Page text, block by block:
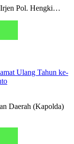
Irjen Pol. Hengki…
Ulang Tahun ke-
Daerah (Kapolda)